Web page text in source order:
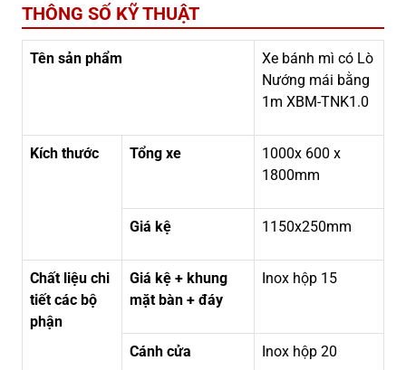
THÔNG SỐ KỸ THUẬT
Tên sản phẩm
Xe bánh mì có Lò
Nướng mái bằng
1m XBM-TNK1.0
Kích thước Tổng xe
1000x 600 x
1800mm
Giá kệ 1150x250mm
Chất liệu chi
tiết các bộ
phận
Giá kệ + khung
mặt bàn + đáy
Inox hộp 15
Cánh cửa Inox hộp 20